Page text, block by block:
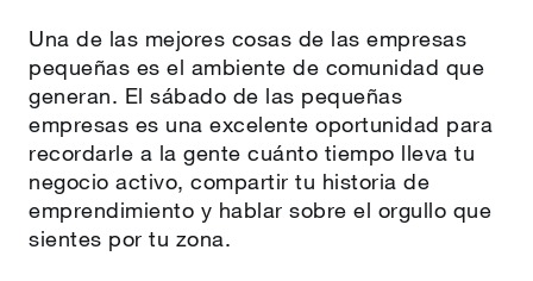
Una de las mejores cosas de las empresas
pequeñas es el ambiente de comunidad que
generan. El sábado de las pequeñas
empresas es una excelente oportunidad para
recordarle a la gente cuánto tiempo lleva tu
negocio activo, compartir tu historia de
emprendimiento y hablar sobre el orgullo que
sientes por tu zona.